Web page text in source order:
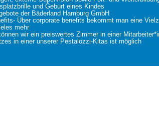
und Geburt eines Kindes
der Bäderland Hamburg GmbH
Über corporate benefits bekommt man eine
mehr
wir ein preiswertes Zimmer in einer
in einer unserer Pestalozzi-Kitas ist möglich